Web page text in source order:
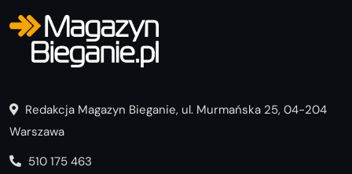
Redakcja Magazyn Bieganie, ul. Murmańska 25, 04-204
Warszawa
510 175 463